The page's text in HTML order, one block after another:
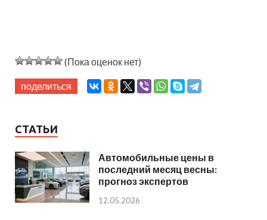
(Пока оценок нет)
поделиться
СТАТЬИ
Автомобильные цены в
последний месяц весны:
прогноз экспертов
12.05.2026